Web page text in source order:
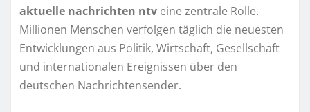
aktuelle nachrichten ntv eine zentrale Rolle.
Millionen Menschen verfolgen täglich die neuesten
Entwicklungen aus Politik, Wirtschaft, Gesellschaft
und internationalen Ereignissen über den
deutschen Nachrichtensender.